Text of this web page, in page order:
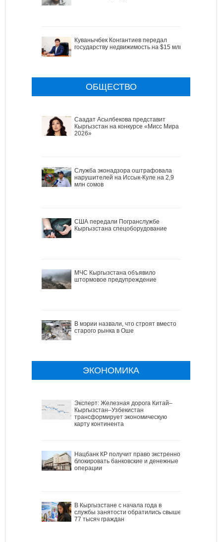
Куванычбек Конгантиев передал
государству недвижимость на $15 млн
ОБЩЕСТВО
Саадат Асылбекова представит
Кыргызстан на конкурсе «Мисс Мира
2026»
Служба эконадзора оштрафовала
нарушителей на Иссык-Куле на 2,9
млн сомов
США передали Погранслужбе
Кыргызстана спецоборудование
МЧС Кыргызстана объявило
штормовое предупреждение
В мэрии назвали, что строят вместо
старого рынка в Оше
ЭКОНОМИКА
Эксперт: Железная дорога Китай–
Кыргызстан–Узбекистан
трансформирует экономическую
карту континента
Нацбанк КР получит право экстренно
блокировать банковские и денежные
операции
В Кыргызстане с начала года в
службы занятости обратились свыше
77 тысяч граждан